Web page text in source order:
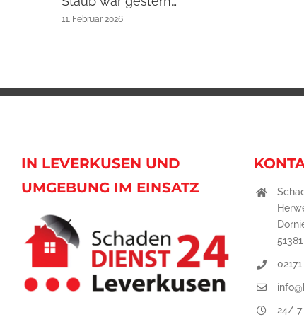
11. Februar 2026
IN LEVERKUSEN UND
UMGEBUNG IM EINSATZ
24/ 7